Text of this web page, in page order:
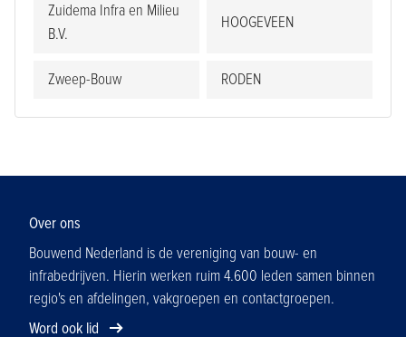
Zuidema Infra en Milieu
B.V.
HOOGEVEEN
Zweep-Bouw RODEN
Over ons
Bouwend Nederland is de vereniging van bouw- en
infrabedrijven. Hierin werken ruim 4.600 leden samen binnen
regio's en afdelingen, vakgroepen en contactgroepen.
Word ook lid